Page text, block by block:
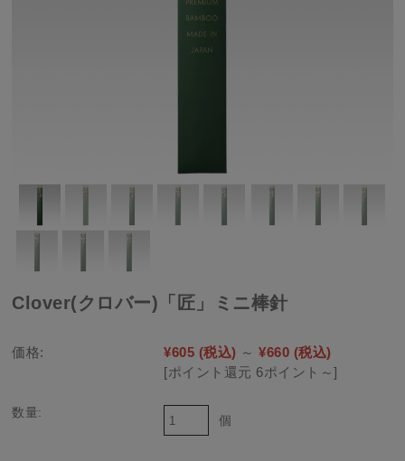
Clover(クロバー)「匠」ミニ棒針
価格: ¥605 (税込) ～ ¥660 (税込)
[ポイント還元 6ポイント～]
数量:
個